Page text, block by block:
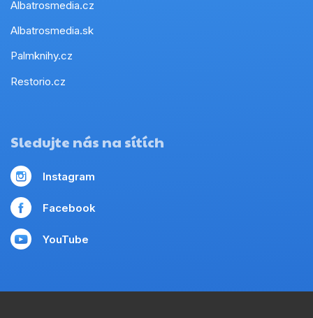
Albatrosmedia.cz
Albatrosmedia.sk
Palmknihy.cz
Restorio.cz
Sledujte nás na sítích
Instagram
Facebook
YouTube